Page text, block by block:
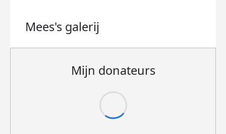
Mees's galerij
Mijn donateurs